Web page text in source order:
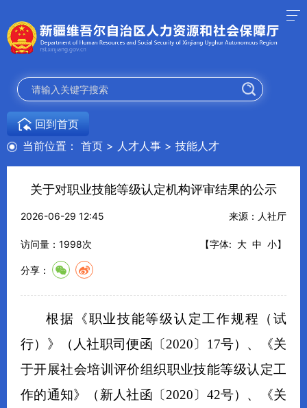
当前位置： 首页 > 人才人事 > 技能人才
回到首页
关于对职业技能等级认定机构评审结果的公示
2026-06-29 12:45 来源：人社厅
访问量： 1998次 【字体: 大 中 小】
分享：
根据《职业技能等级认定工作规程（试
行）》（人社职司便函〔 2020 〕 17号） 、
《关
于开展社会培训评价组织职业技能等级认定工
作的通知》（新人社函〔 2020 〕 42号） 、
《关